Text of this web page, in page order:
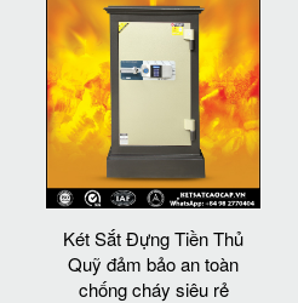
Két Sắt Đựng Tiền Thủ
Quỹ đảm bảo an toàn
chống cháy siêu rẻ